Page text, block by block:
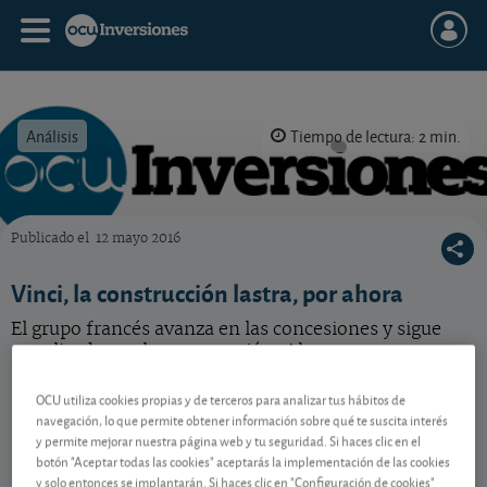
Análisis Tiempo de lectura: 2 min.
Publicado el 12 mayo 2016
Vinci, la construcción lastra, por ahora
El grupo francés avanza en las concesiones y sigue
penalizado por la construcción. Ahora se centra en
Contenido reservado a SOCIOS
OCU utiliza cookies propias y de terceros para analizar tus hábitos de
navegación, lo que permite obtener información sobre qué te suscita interés
y permite mejorar nuestra página web y tu seguridad. Si haces clic en el
botón "Aceptar todas las cookies" aceptarás la implementación de las cookies
y solo entonces se implantarán. Si haces clic en "Configuración de cookies"